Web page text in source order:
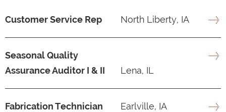
Customer Service Rep North Liberty, IA
Seasonal Quality
Assurance Auditor I & II
Lena, IL
Fabrication Technician Earlville, IA